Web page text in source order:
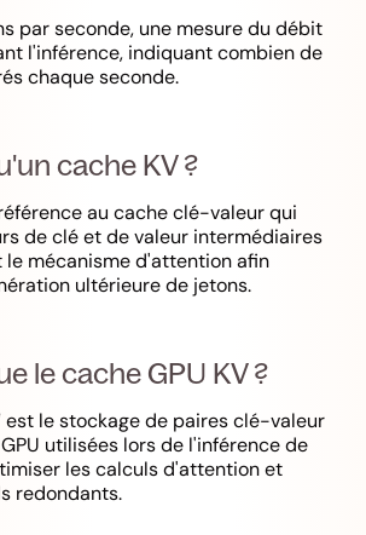
par seconde, une mesure du débit
l'inférence, indiquant combien de
chaque seconde.
cache KV ?
au cache clé-valeur qui
de clé et de valeur intermédiaires
mécanisme d'attention afin
ultérieure de jetons.
le cache GPU KV ?
est le stockage de paires clé-valeur
utilisées lors de l'inférence de
les calculs d'attention et
redondants.